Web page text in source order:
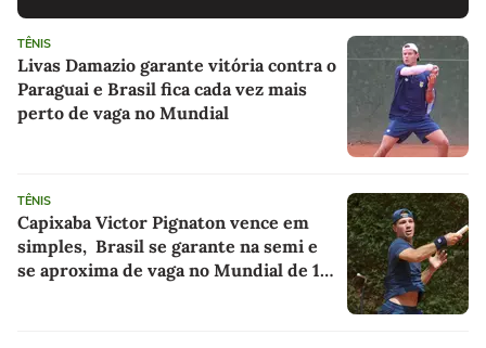
TÊNIS
Livas Damazio garante vitória contra o
Paraguai e Brasil fica cada vez mais
perto de vaga no Mundial
TÊNIS
Capixaba Victor Pignaton vence em
simples, Brasil se garante na semi e
se aproxima de vaga no Mundial de 16